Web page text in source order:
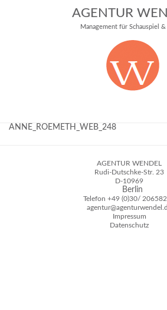
AGENTUR
Management für Schauspiel
ANNE_ROEMETH_WEB_248
AGENTUR WENDEL
Rudi-Dutschke-Str. 23
D-10969
Berlin
Telefon +49 (0)30/
Impressum
Datenschutz